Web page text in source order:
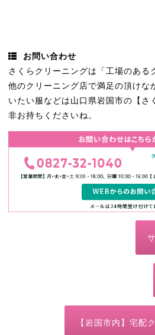
お問い合わせ
さくらクリーニングは「工場のある
他のクリーニング店で満足の頂けな
いたい服などは山口県岩国市の【さ
非お持ちくださいね。
【岩国市内】宅配